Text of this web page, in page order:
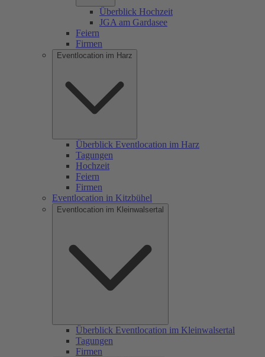
Überblick Hochzeit
JGA am Gardasee
Feiern
Firmen
Eventlocation im Harz
Überblick Eventlocation im Harz
Tagungen
Hochzeit
Feiern
Firmen
Eventlocation in Kitzbühel
Eventlocation im Kleinwalsertal
Überblick Eventlocation im Kleinwalsertal
Tagungen
Firmen